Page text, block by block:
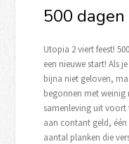
500
Utopia 2 viert feest!
een nieuwe start! Als
bijna niet geloven,
begonnen met weinig
samenleving uit voort
aan contant geld,
aantal planken die